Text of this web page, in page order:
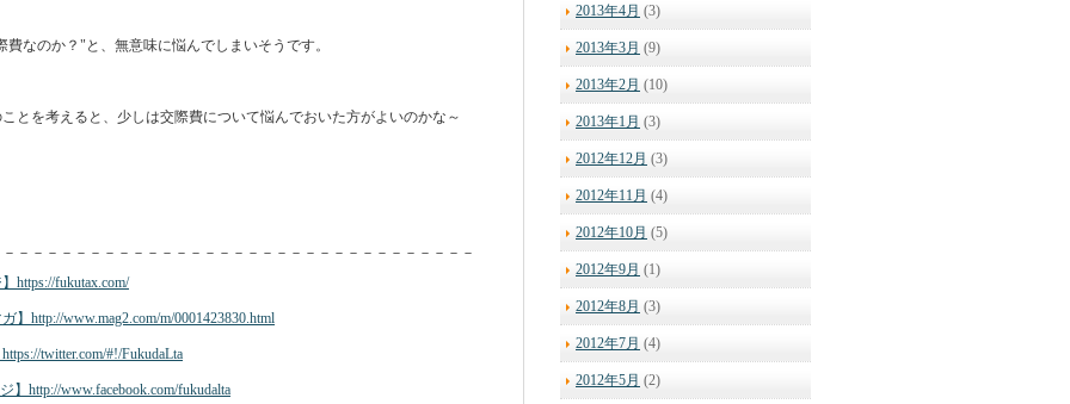
なのか？"と、無意味に悩んでしまいそうです。
とを考えると、少しは交際費について悩んでおいた方がよいのかな～
－－－－－－－－－－－－－－－－－－－－－－－－－－－－－－－－
https://fukutax.com/
http://www.mag2.com/m/0001423830.html
twitter.com/#!/FukudaLta
】http://www.facebook.com/fukudalta
2013年4月 (3)
2013年3月 (9)
2013年2月 (10)
2013年1月 (3)
2012年12月 (3)
2012年11月 (4)
2012年10月 (5)
2012年9月 (1)
2012年8月 (3)
2012年7月 (4)
2012年5月 (2)